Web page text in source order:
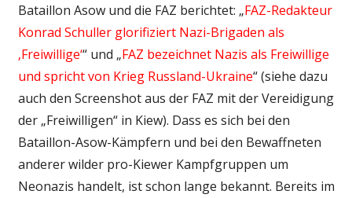
Bataillon Asow und die FAZ berichtet: „FAZ-Redakteur
Konrad Schuller glorifiziert Nazi-Brigaden als
‚Freiwillige‘“ und „FAZ bezeichnet Nazis als Freiwillige
und spricht von Krieg Russland-Ukraine“ (siehe dazu
auch den Screenshot aus der FAZ mit der Vereidigung
der „Freiwilligen“ in Kiew). Dass es sich bei den
Bataillon-Asow-Kämpfern und bei den Bewaffneten
anderer wilder pro-Kiewer Kampfgruppen um
Neonazis handelt, ist schon lange bekannt. Bereits im